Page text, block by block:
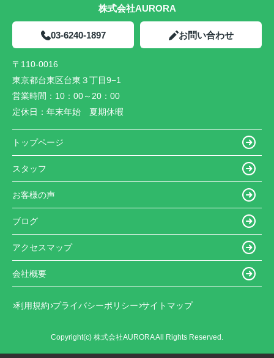
株式会社AURORA
03-6240-1897 お問い合わせ
〒110-0016
東京都台東区台東３丁目9−1
営業時間： 10：00～20：00
定休日： 年末年始 夏期休暇
トップページ
スタッフ
お客様の声
ブログ
アクセスマップ
会社概要
利用規約 プライバシーポリシー サイトマップ
Copyright(c) 株式会社AURORA All Rights Reserved.